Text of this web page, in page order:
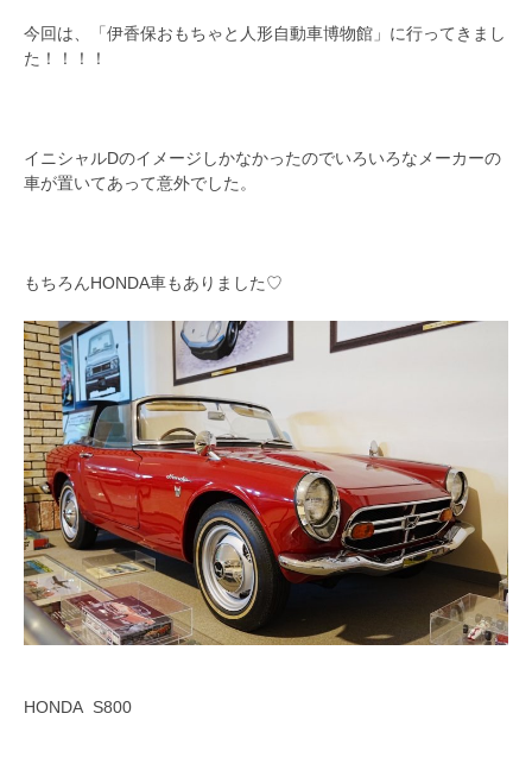
今回は、「伊香保おもちゃと人形自動車博物館」に行ってきまし
た！！！！
イニシャルDのイメージしかなかったのでいろいろなメーカーの
車が置いてあって意外でした。
もちろんHONDA車もありました♡
HONDA S800